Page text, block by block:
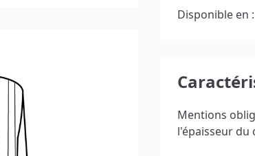
Disponible en
Mentions
l'épaisseur du